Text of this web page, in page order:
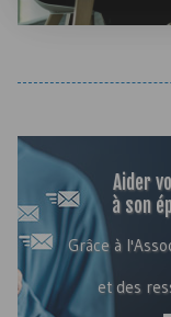
Aider
à son
Grâce à
et des